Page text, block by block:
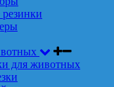
для животных